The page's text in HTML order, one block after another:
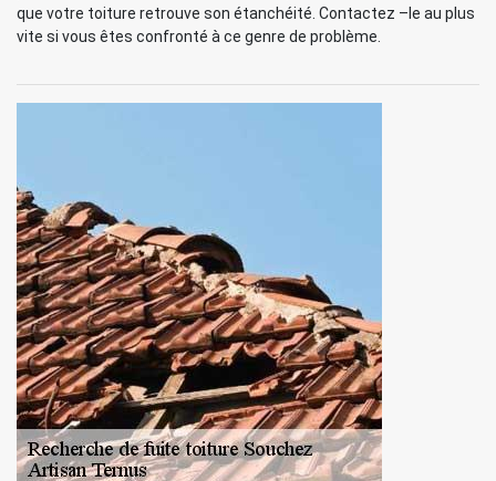
que votre toiture retrouve son étanchéité. Contactez –le au plus
vite si vous êtes confronté à ce genre de problème.